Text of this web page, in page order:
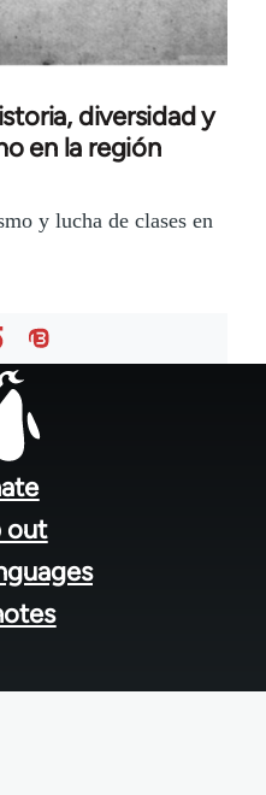
diversidad y
en la región
y lucha de clases en
out